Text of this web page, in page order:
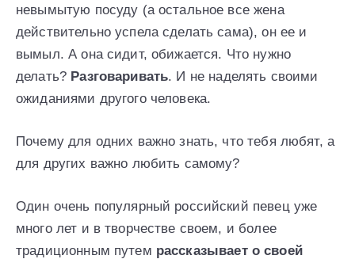
невымытую посуду (а остальное все жена
действительно успела сделать сама), он ее и
вымыл. А она сидит, обижается. Что нужно
делать? Разговаривать. И не наделять своими
ожиданиями другого человека.
Почему для одних важно знать, что тебя любят, а
для других важно любить самому?
Один очень популярный российский певец уже
много лет и в творчестве своем, и более
традиционным путем рассказывает о своей